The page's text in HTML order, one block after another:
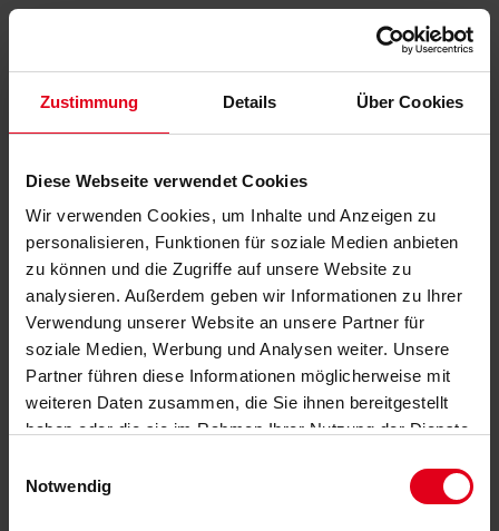
Zustimmung Details Über Cookies
Diese Webseite verwendet Cookies
Wir verwenden Cookies, um Inhalte und Anzeigen zu
personalisieren, Funktionen für soziale Medien anbieten
zu können und die Zugriffe auf unsere Website zu
analysieren. Außerdem geben wir Informationen zu Ihrer
Verwendung unserer Website an unsere Partner für
soziale Medien, Werbung und Analysen weiter. Unsere
Partner führen diese Informationen möglicherweise mit
weiteren Daten zusammen, die Sie ihnen bereitgestellt
haben oder die sie im Rahmen Ihrer Nutzung der Dienste
Notwendig